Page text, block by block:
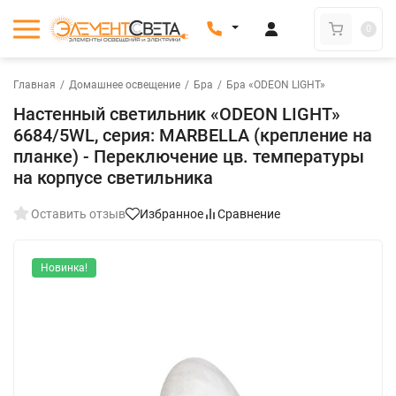
0
Главная / Домашнее освещение / Бра / Бра «ODEON LIGHT»
Настенный светильник «ODEON LIGHT»
6684/5WL, серия: MARBELLA (крепление на
планке) - Переключение цв. температуры
на корпусе светильника
Оставить отзыв Избранное Сравнение
Новинка!